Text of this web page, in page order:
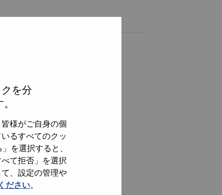
を分
様がご自身の個
るすべてのクッ
を選択すると、
て拒否」を選択
、設定の管理や
ださい。
jobs